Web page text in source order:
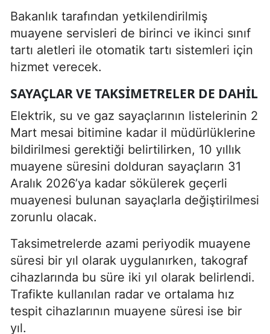
Bakanlık tarafından yetkilendirilmiş
muayene servisleri de birinci ve ikinci sınıf
tartı aletleri ile otomatik tartı sistemleri için
hizmet verecek.
SAYAÇLAR VE TAKSIMETRELER DE DAHIL
Elektrik, su ve gaz sayaçlarının listelerinin 2
Mart mesai bitimine kadar il müdürlüklerine
bildirilmesi gerektiği belirtilirken, 10 yıllık
muayene süresini dolduran sayaçların 31
Aralık 2026’ya kadar sökülerek geçerli
muayenesi bulunan sayaçlarla değiştirilmesi
zorunlu olacak.
Taksimetrelerde azami periyodik muayene
süresi bir yıl olarak uygulanırken, takograf
cihazlarında bu süre iki yıl olarak belirlendi.
Trafikte kullanılan radar ve ortalama hız
tespit cihazlarının muayene süresi ise bir
yıl.